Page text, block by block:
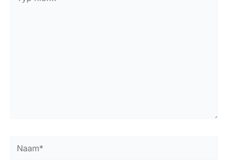
hier...
Naam*